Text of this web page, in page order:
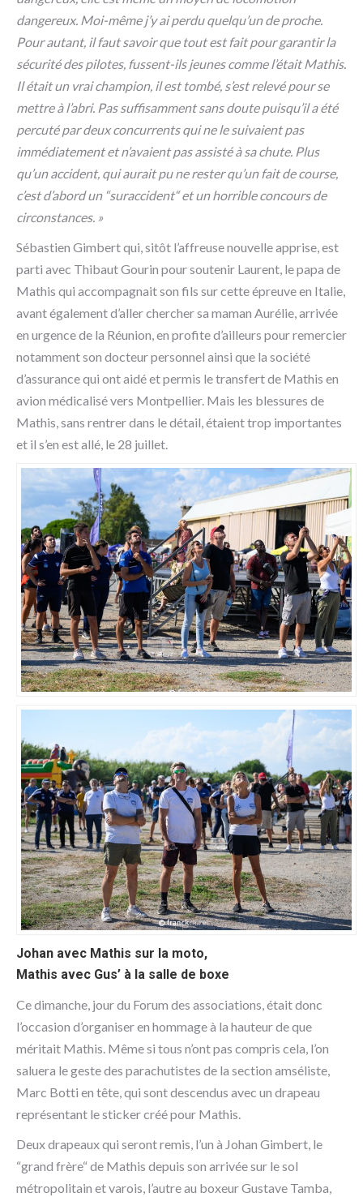
dangereux. Moi-même j’y ai perdu quelqu’un de proche.
Pour autant, il faut savoir que tout est fait pour garantir la
sécurité des pilotes, fussent-ils jeunes comme l’était Mathis.
Il était un vrai champion, il est tombé, s’est relevé pour se
mettre à l’abri. Pas suffisamment sans doute puisqu’il a été
percuté par deux concurrents qui ne le suivaient pas
immédiatement et n’avaient pas assisté à sa chute. Plus
qu’un accident, qui aurait pu ne rester qu’un fait de course,
c’est d’abord un “suraccident“ et un horrible concours de
circonstances. »
Sébastien Gimbert qui, sitôt l’affreuse nouvelle apprise, est
parti avec Thibaut Gourin pour soutenir Laurent, le papa de
Mathis qui accompagnait son fils sur cette épreuve en Italie,
avant également d’aller chercher sa maman Aurélie, arrivée
en urgence de la Réunion, en profite d’ailleurs pour remercier
notamment son docteur personnel ainsi que la société
d’assurance qui ont aidé et permis le transfert de Mathis en
avion médicalisé vers Montpellier. Mais les blessures de
Mathis, sans rentrer dans le détail, étaient trop importantes
et il s’en est allé, le 28 juillet.
Johan avec Mathis sur la moto,
Mathis avec Gus’ à la salle de boxe
Ce dimanche, jour du Forum des associations, était donc
l’occasion d’organiser en hommage à la hauteur de que
méritait Mathis. Même si tous n’ont pas compris cela, l’on
saluera le geste des parachutistes de la section amséliste,
Marc Botti en tête, qui sont descendus avec un drapeau
représentant le sticker créé pour Mathis.
Deux drapeaux qui seront remis, l’un à Johan Gimbert, le
“grand frère“ de Mathis depuis son arrivée sur le sol
métropolitain et varois, l’autre au boxeur Gustave Tamba,